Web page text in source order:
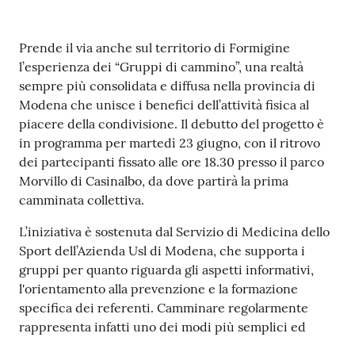
e
r
t
a
M
e
t
e
o
Tutti
gli
argomenti...
Contenuto
Prende il via anche sul territorio di Formigine
l’esperienza dei “Gruppi di cammino”, una realtà
sempre più consolidata e diffusa nella provincia di
Modena che unisce i benefici dell’attività fisica al
piacere della condivisione. Il debutto del progetto è
in programma per martedì 23 giugno, con il ritrovo
dei partecipanti fissato alle ore 18.30 presso il parco
Morvillo di Casinalbo, da dove partirà la prima
camminata collettiva.
L’iniziativa è sostenuta dal Servizio di Medicina dello
Sport dell’Azienda Usl di Modena, che supporta i
gruppi per quanto riguarda gli aspetti informativi,
l'orientamento alla prevenzione e la formazione
specifica dei referenti. Camminare regolarmente
rappresenta infatti uno dei modi più semplici ed